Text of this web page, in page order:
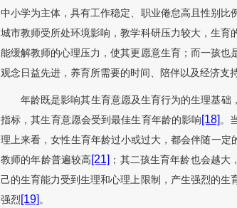
中小学为主体，具有工作稳定、职业倦怠高且性别
城市教师受所处环境影响，教学科研压力较大，生
能缓解教师的心理压力，使其更愿意生育；而一孩
观念日益先进，养育所需要的时间、陪伴以及经济支
年龄既是影响其生育意愿及生育行为的生理基础
指标，其生育意愿会受到最佳生育年龄的影响[18]。
理上来看，女性生育年龄过小或过大，都会伴随一定
教师的年龄普遍较高[21] ；其二孩生育年龄也会越大
己的生育能力受到生理和心理上限制，产生强烈的
强烈[19]。